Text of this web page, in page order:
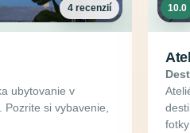
4 recenzií
ubytovanie v
si vybavenie,
10.0